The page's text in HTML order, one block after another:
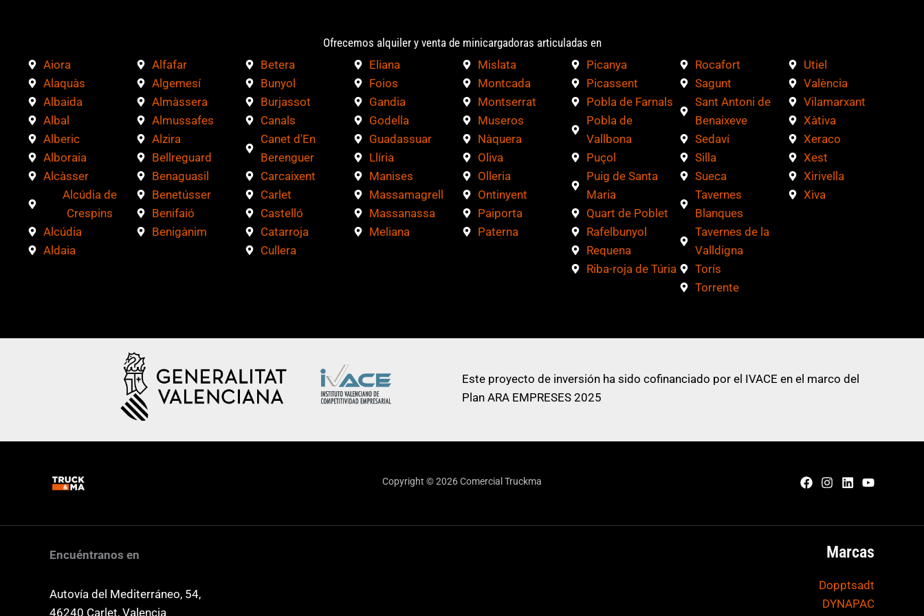
Ofrecemos alquiler y venta de minicargadoras articuladas en
Aiora
Alaquàs
Albaida
Albal
Alberic
Alboraia
Alcàsser
Alcúdia de
Crespins
Alcúdia
Aldaia
Alfafar
Algemesí
Almàssera
Almussafes
Alzira
Bellreguard
Benaguasil
Benetússer
Benifaió
Benigànim
Betera
Bunyol
Burjassot
Canals
Canet d'En
Berenguer
Carcaixent
Carlet
Castelló
Catarroja
Cullera
Eliana
Foios
Gandia
Godella
Guadassuar
Llíria
Manises
Massamagrell
Massanassa
Meliana
Mislata
Montcada
Montserrat
Museros
Nàquera
Oliva
Olleria
Ontinyent
Paiporta
Paterna
Picanya
Picassent
Pobla de Farnals
Pobla de
Vallbona
Puçol
Puig de Santa
Maria
Quart de Poblet
Rafelbunyol
Requena
Riba-roja de Túria
Rocafort
Sagunt
Sant Antoni de
Benaixeve
Sedaví
Silla
Sueca
Tavernes
Blanques
Tavernes de la
Valldigna
Torís
Torrente
Utiel
València
Vilamarxant
Xàtiva
Xeraco
Xest
Xirivella
Xiva
Este proyecto de inversión ha sido cofinanciado por el IVACE en el marco del
Plan ARA EMPRESES 2025
Copyright © 2026 Comercial Truckma
Encuéntranos en
Autovía del Mediterráneo, 54,
46240 Carlet, Valencia
Marcas
Dopptsadt
DYNAPAC